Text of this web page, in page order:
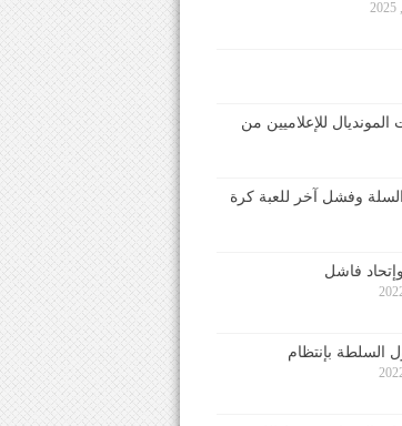
للإعلاميين من
السلة وفشل آخر للعبة كرة
فاشل
السلطة بإنتظام